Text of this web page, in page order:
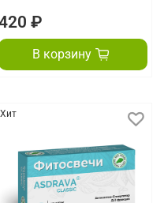
₽
В корзину
Хит